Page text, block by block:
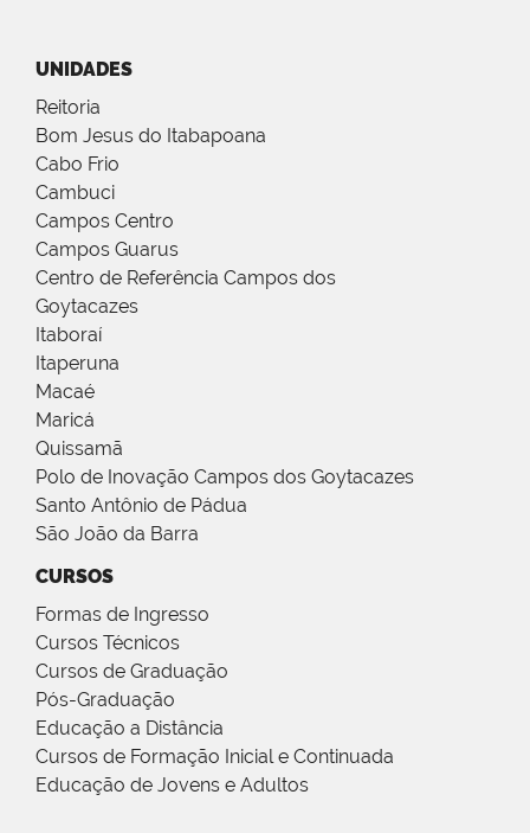
UNIDADES
Reitoria
Bom Jesus do Itabapoana
Cabo Frio
Cambuci
Campos Centro
Campos Guarus
Centro de Referência Campos dos
Goytacazes
Itaboraí
Itaperuna
Macaé
Maricá
Quissamã
Polo de Inovação Campos dos Goytacazes
Santo Antônio de Pádua
São João da Barra
CURSOS
Formas de Ingresso
Cursos Técnicos
Cursos de Graduação
Pós-Graduação
Educação a Distância
Cursos de Formação Inicial e Continuada
Educação de Jovens e Adultos